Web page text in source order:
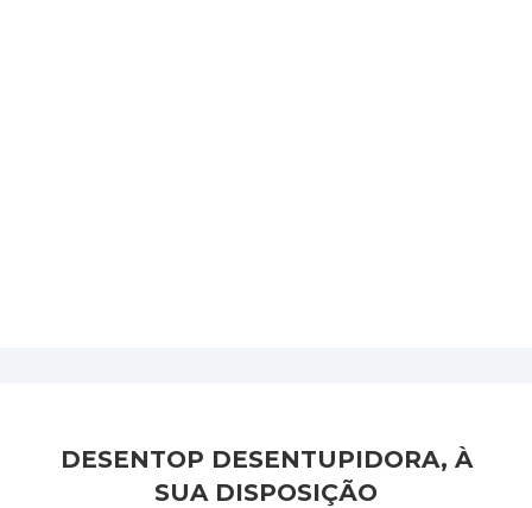
DESENTOP DESENTUPIDORA, À
SUA DISPOSIÇÃO